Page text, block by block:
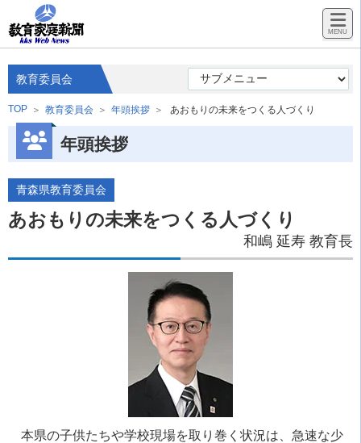
教育委員会
TOP 教育委員会 年頭挨拶 あおもりの未来をつくる人づくり
年頭挨拶
青森県教育委員会
あおもりの未来をつくる人づくり
和嶋 延寿 教育長
本県の子供たちや学校現場を取り巻く状況は、急速な少